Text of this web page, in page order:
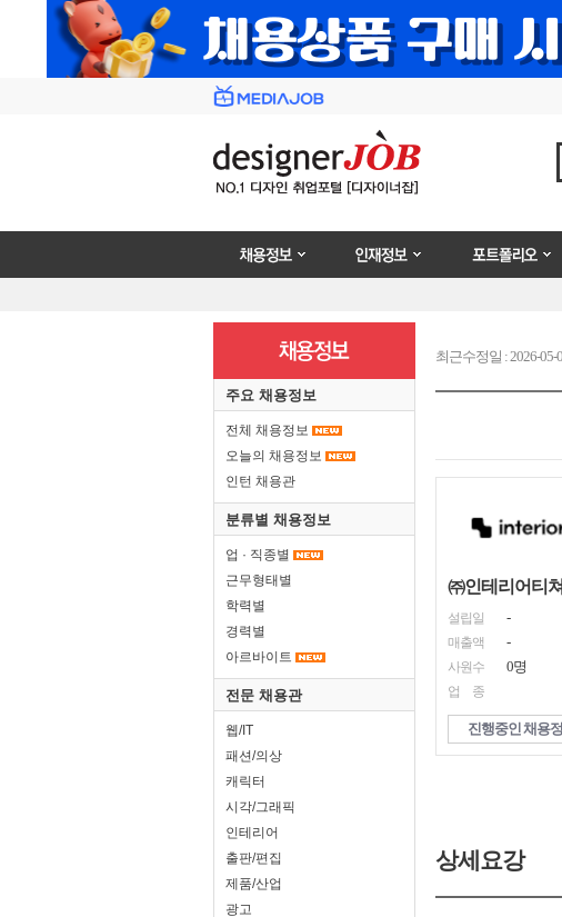
주요 채용정보
전체 채용정보
오늘의 채용정보
인턴 채용관
분류별 채용정보
업 · 직종별
근무형태별
학력별
경력별
아르바이트
전문 채용관
웹/IT
패션/의상
캐릭터
시각/그래픽
인테리어
출판/편집
제품/산업
광고
최근수정일 : 2026-05-
㈜인테리어티쳐
설립일 -
매출액 -
사원수 0명
업 종
진행중인 채용
상세요강